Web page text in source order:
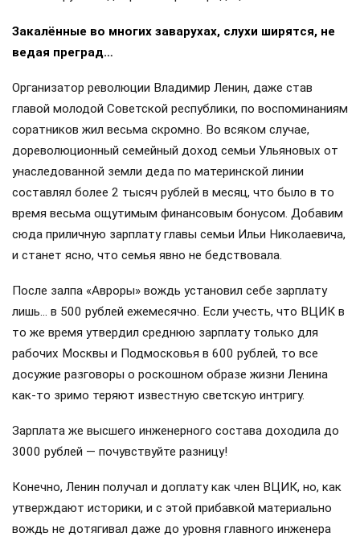
Закалённые во многих заварухах, слухи ширятся, не
ведая преград…
Организатор революции Владимир Ленин, даже став
главой молодой Советской республики, по воспоминаниям
соратников жил весьма скромно. Во всяком случае,
дореволюционный семейный доход семьи Ульяновых от
унаследованной земли деда по материнской линии
составлял более 2 тысяч рублей в месяц, что было в то
время весьма ощутимым финансовым бонусом. Добавим
сюда приличную зарплату главы семьи Ильи Николаевича,
и станет ясно, что семья явно не бедствовала.
После залпа «Авроры» вождь установил себе зарплату
лишь… в 500 рублей ежемесячно. Если учесть, что ВЦИК в
то же время утвердил среднюю зарплату только для
рабочих Москвы и Подмосковья в 600 рублей, то все
досужие разговоры о роскошном образе жизни Ленина
как-то зримо теряют известную светскую интригу.
Зарплата же высшего инженерного состава доходила до
3000 рублей — почувствуйте разницу!
Конечно, Ленин получал и доплату как член ВЦИК, но, как
утверждают историки, и с этой прибавкой материально
вождь не дотягивал даже до уровня главного инженера